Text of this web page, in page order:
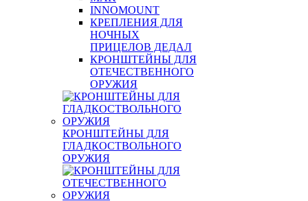
INNOMOUNT
КРЕПЛЕНИЯ ДЛЯ
НОЧНЫХ
ПРИЦЕЛОВ ДЕДАЛ
КРОНШТЕЙНЫ ДЛЯ
ОТЕЧЕСТВЕННОГО
ОРУЖИЯ
КРОНШТЕЙНЫ ДЛЯ
ГЛАДКОСТВОЛЬНОГО
ОРУЖИЯ